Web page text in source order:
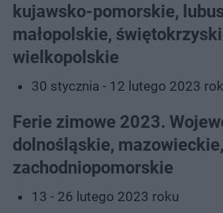
kujawsko-pomorskie,
małopolskie,
wielkopolskie
30 stycznia - 12 lutego 2023
Ferie zimowe 2023.
dolnośląskie,
zachodniopomorskie
13 - 26 lutego 2023 roku